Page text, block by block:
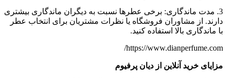
3. مدت ماندگاری: برخی عطرها نسبت به دیگران ماندگاری بیشتری
دارند. از مشاوران فروشگاه یا نظرات مشتریان برای انتخاب عطر
با ماندگاری بالا استفاده کنید.
https://www.dianperfume.com/
مزایای خرید آنلاین از دیان پرفیوم